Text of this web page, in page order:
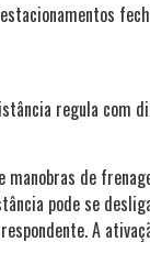
regula com
de
pode se
A